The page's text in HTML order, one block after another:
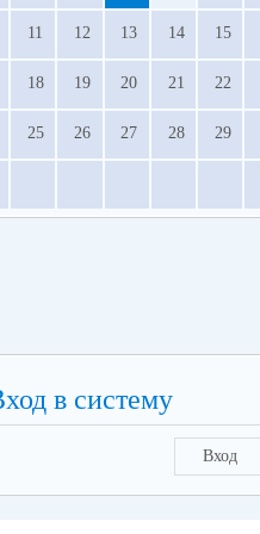
11 12 13 14 15
18 19 20 21 22
25 26 27 28 29
в систему
Вход